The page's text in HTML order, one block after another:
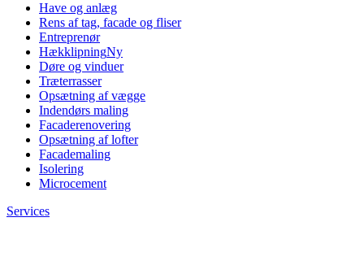
Have og anlæg
Rens af tag, facade og fliser
Entreprenør
HækklipningNy
Døre og vinduer
Træterrasser
Opsætning af vægge
Indendørs maling
Facaderenovering
Opsætning af lofter
Facademaling
Isolering
Microcement
Services